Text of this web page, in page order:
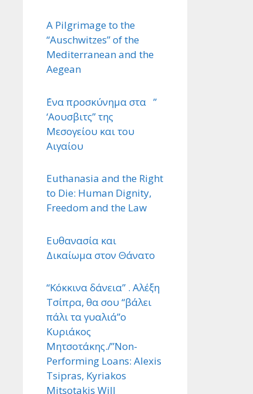
A Pilgrimage to the
“Auschwitzes” of the
Mediterranean and the
Aegean
΄Ενα προσκύνημα στα ”
‘Αουσβιτς” της
Μεσογείου και του
Αιγαίου
Euthanasia and the Right
to Die: Human Dignity,
Freedom and the Law
Ευθανασία και
Δικαίωμα στον Θάνατο
“Κόκκινα δάνεια” . Αλέξη
Τσίπρα, θα σου “βάλει
πάλι τα γυαλιά”ο
Κυριάκος
Μητσοτάκης./”Non-
Performing Loans: Alexis
Tsipras, Kyriakos
Mitsotakis Will